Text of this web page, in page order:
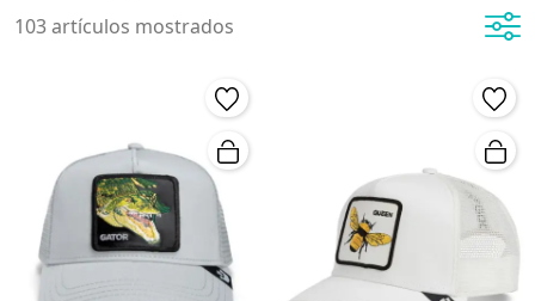
103 artículos mostrados